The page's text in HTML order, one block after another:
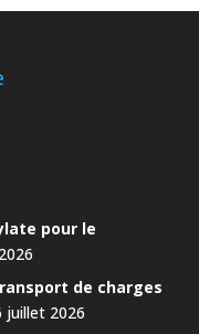
pour le
de charges
juillet 2026